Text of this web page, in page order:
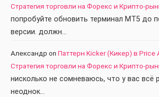
Стратегия торговли на Форекс и Крипто-
попробуйте обновить терминал МТ5 до
версии. должн…
Александр on Паттерн Kicker (Кикер) в Price
Стратегия торговли на Форекс и Крипто-
нисколько не сомневаюсь, что у вас всё
неоднок…